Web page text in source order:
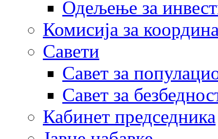
Одељење за
Комисија за
Савети
Савет за
Савет за
Кабинет председника